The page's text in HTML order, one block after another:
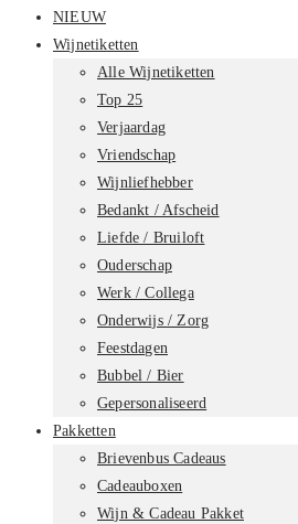
NIEUW
Wijnetiketten
Alle Wijnetiketten
Top 25
Verjaardag
Vriendschap
Wijnliefhebber
Bedankt / Afscheid
Liefde / Bruiloft
Ouderschap
Werk / Collega
Onderwijs / Zorg
Feestdagen
Bubbel / Bier
Gepersonaliseerd
Pakketten
Brievenbus Cadeaus
Cadeauboxen
Wijn & Cadeau Pakket